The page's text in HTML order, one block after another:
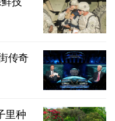
传奇
里种